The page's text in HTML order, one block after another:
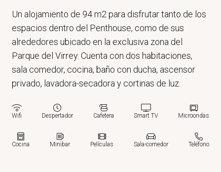
Un alojamiento de 94 m2 para disfrutar tanto de los
espacios dentro del Penthouse, como de sus
alrededores ubicado en la exclusiva zona del
Parque del Virrey. Cuenta con dos habitaciones,
sala comedor, cocina, baño con ducha, ascensor
privado, lavadora-secadora y cortinas de luz.
Wifi Despertador Cafetera Smart TV Microondas
Cocina Minibar Películas Sala-comedor Teléfono